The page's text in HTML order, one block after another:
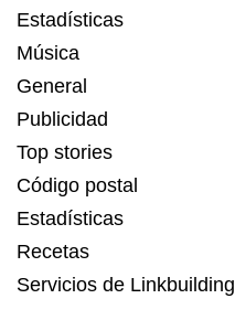
Estadísticas
Música
General
Publicidad
Top stories
Código postal
Estadísticas
Recetas
Servicios de Linkbuilding